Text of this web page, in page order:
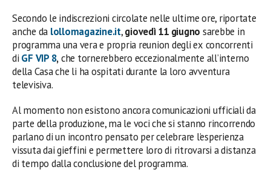
Secondo le indiscrezioni circolate nelle ultime ore, riportate
anche da lollomagazine.it,giovedì 11 giugno sarebbe in
programma una vera e propria reunion degli ex concorrenti
di GF VIP 8,che tornerebbero eccezionalmente all’interno
della Casa che li ha ospitati durante la loro avventura
televisiva.
Al momento non esistono ancora comunicazioni ufficiali da
parte della produzione, ma le voci che si stanno rincorrendo
parlano di un incontro pensato per celebrare l’esperienza
vissuta dai gieffini e permettere loro di ritrovarsi a distanza
di tempo dalla conclusione del programma.